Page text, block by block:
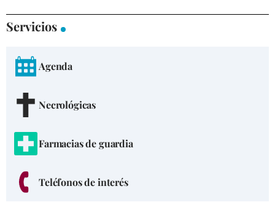
Servicios
Agenda
Necrológicas
Farmacias de guardia
Teléfonos de interés